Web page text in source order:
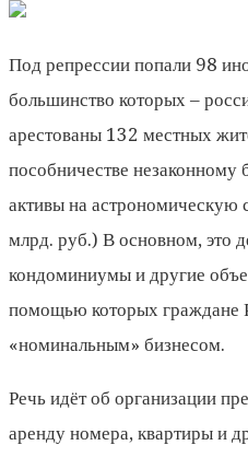
Под репрессии попали 98
большинство которых –
арестованы 132 местных
пособничестве незаконному
активы на
млрд. руб.) В основном, это
кондоминиумы и другие
помощью которых граждане
«номинальным» бизнесом.
Речь идёт об организации
аренду номера, квартиры и